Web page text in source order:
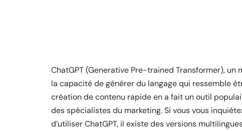
ChatGPT (Generative Pre-trained Transformer), un
la capacité de générer du langage qui ressemble
création de contenu rapide en a fait un outil
des spécialistes du marketing. Si vous vous
d’utiliser ChatGPT, il existe des versions